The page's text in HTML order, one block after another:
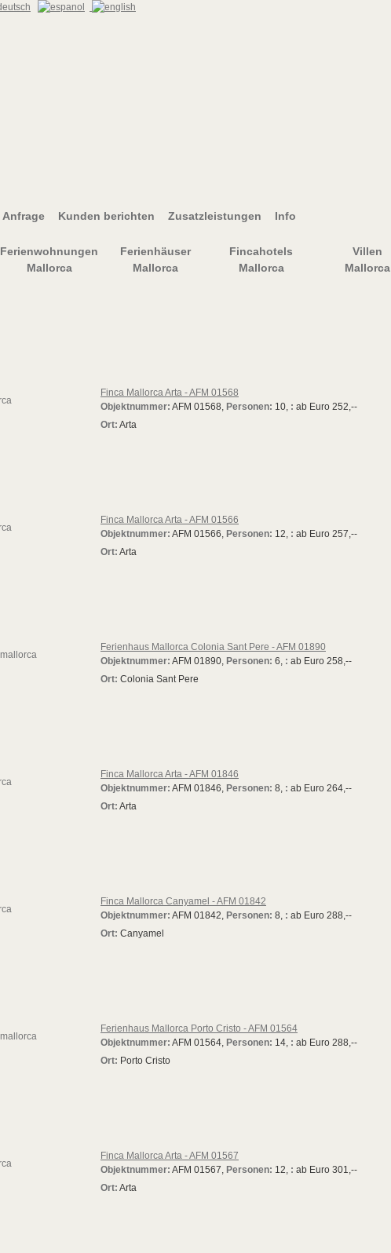
Anfrage Kunden berichten Zusatzleistungen Info
Ferienwohnungen
Mallorca
Ferienhäuser
Mallorca
Fincahotels
Mallorca
Villen
Mallorca
Finca Mallorca Arta - AFM 01568
Objektnummer: AFM 01568, Personen: 10, : ab Euro 252,--
Ort: Arta
Finca Mallorca Arta - AFM 01566
Objektnummer: AFM 01566, Personen: 12, : ab Euro 257,--
Ort: Arta
Ferienhaus Mallorca Colonia Sant Pere - AFM 01890
Objektnummer: AFM 01890, Personen: 6, : ab Euro 258,--
Ort: Colonia Sant Pere
Finca Mallorca Arta - AFM 01846
Objektnummer: AFM 01846, Personen: 8, : ab Euro 264,--
Ort: Arta
Finca Mallorca Canyamel - AFM 01842
Objektnummer: AFM 01842, Personen: 8, : ab Euro 288,--
Ort: Canyamel
Ferienhaus Mallorca Porto Cristo - AFM 01564
Objektnummer: AFM 01564, Personen: 14, : ab Euro 288,--
Ort: Porto Cristo
Finca Mallorca Arta - AFM 01567
Objektnummer: AFM 01567, Personen: 12, : ab Euro 301,--
Ort: Arta